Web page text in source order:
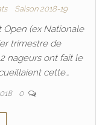
Saison 2018-19
Open (ex Nationale
trimestre de
nageurs ont fait le
cette…
0